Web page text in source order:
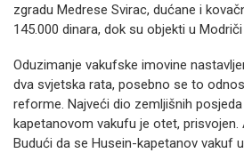
zgradu Medrese Svirac, dućane i
145.000 dinara, dok su objekti u
Oduzimanje vakufske imovine
dva svjetska rata, posebno se to
reforme. Najveći dio zemljišnih
kapetanovom vakufu je otet, prisvojen.
Budući da se Husein-kapetanov vakuf